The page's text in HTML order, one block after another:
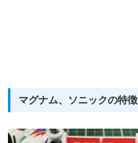
マグナム、ソニックの特徴